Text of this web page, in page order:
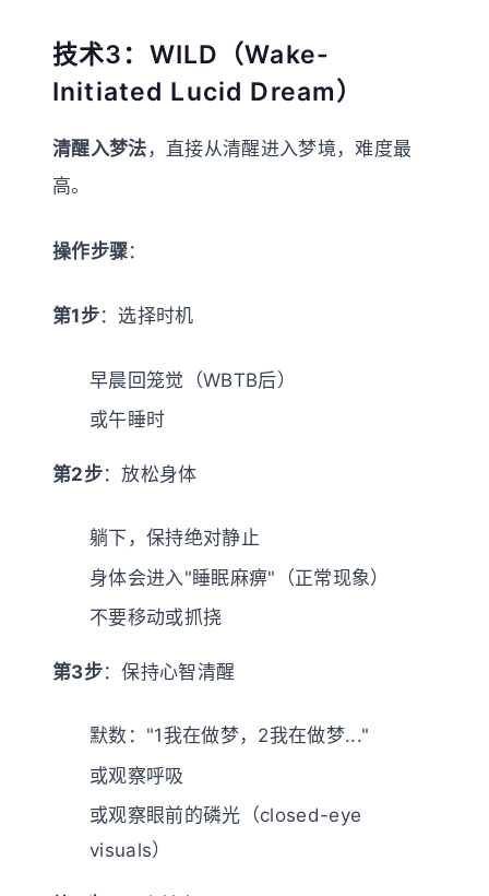
技术3：WILD（Wake-
Initiated Lucid Dream）
清醒入梦法 ，直接从清醒进入梦境，难度最
高。
操作步骤：
第1步：选择时机
早晨回笼觉（WBTB后）
或午睡时
第2步：放松身体
躺下，保持绝对静止
身体会进入"睡眠麻痹"（正常现象）
不要移动或抓挠
第3步：保持心智清醒
默数："1我在做梦，2我在做梦..."
或观察呼吸
或观察眼前的磷光（closed-eye
visuals）